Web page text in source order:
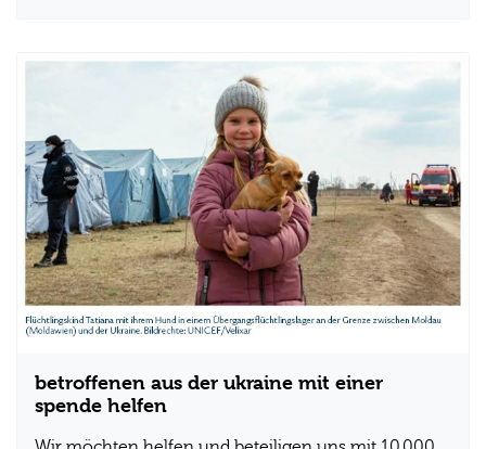
betroffenen aus der ukraine mit einer
spende helfen